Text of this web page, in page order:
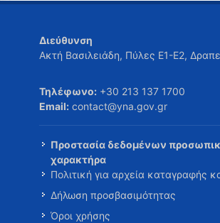
Διεύθυνση
Ακτή Βασιλειάδη, Πύλες Ε1-Ε2,
Τηλέφωνο: +30 213 137 1700
Email: contact@yna.gov.gr
Προστασία δεδομένων
χαρακτήρα
Πολιτική για αρχεία καταγραφής
Δήλωση προσβασιμότητας
Όροι χρήσης